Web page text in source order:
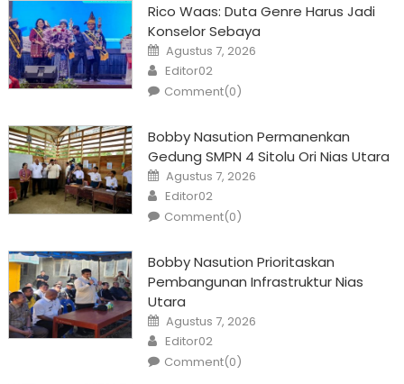
Rico Waas: Duta Genre Harus Jadi
Konselor Sebaya
Posted
on
Agustus 7, 2026
Author
Editor02
Comment(0)
Bobby Nasution Permanenkan
Gedung SMPN 4 Sitolu Ori Nias Utara
Posted
on
Agustus 7, 2026
Author
Editor02
Comment(0)
Bobby Nasution Prioritaskan
Pembangunan Infrastruktur Nias
Utara
Posted
on
Agustus 7, 2026
Author
Editor02
Comment(0)